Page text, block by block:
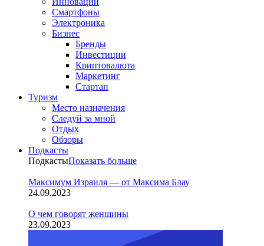
Смартфоны
Электроника
Бизнес
Бренды
Инвестиции
Криптовалюта
Маркетинг
Стартап
Туризм
Место назначения
Следуй за мной
Отдых
Обзоры
Подкасты
ПодкастыПоказать больше
Максимум Израиля — от Максима Блау
24.09.2023
О чем говорят женщины
23.09.2023